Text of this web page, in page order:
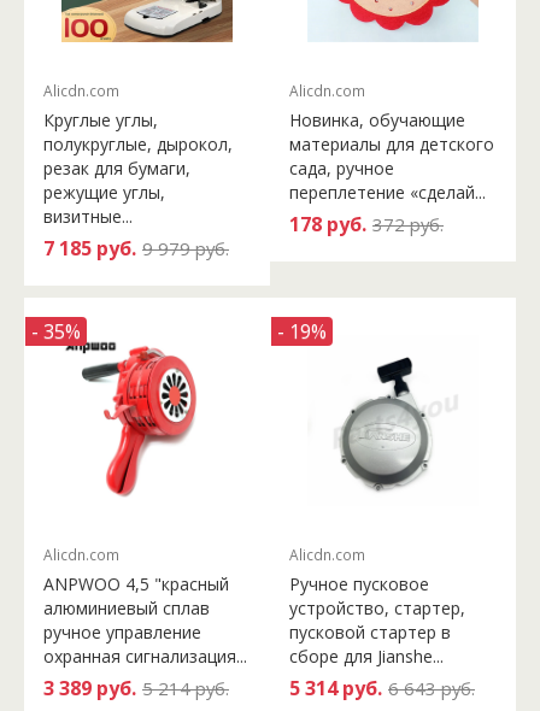
Alicdn.com
Круглые углы,
полукруглые, дырокол,
резак для бумаги,
режущие углы,
визитные...
7 185 руб. 9 979 руб.
Alicdn.com
Новинка, обучающие
материалы для детского
сада, ручное
переплетение «сделай...
178 руб. 372 руб.
- 35%
Alicdn.com
ANPWOO 4,5 "красный
алюминиевый сплав
ручное управление
охранная сигнализация...
3 389 руб. 5 214 руб.
- 19%
Alicdn.com
Ручное пусковое
устройство, стартер,
пусковой стартер в
сборе для Jianshe...
5 314 руб. 6 643 руб.